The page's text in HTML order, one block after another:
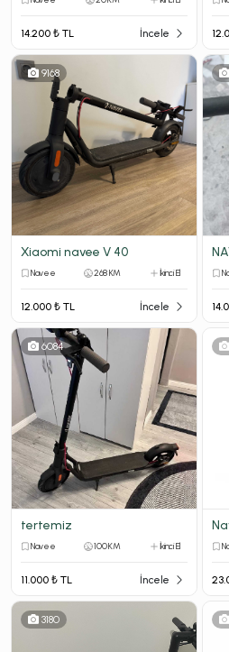
14.200 ₺ TL İncele
9168
Xiaomi navee V 40
Navee 268 KM İkinci El
12.000 ₺ TL İncele
6084
tertemiz
Navee 100 KM İkinci El
11.000 ₺ TL İncele
3180